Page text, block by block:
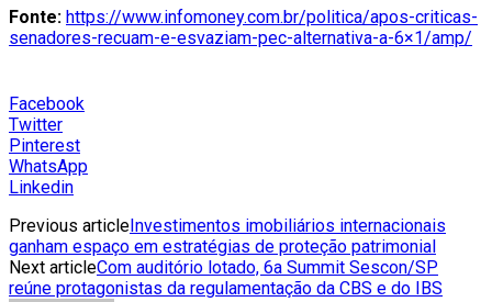
Fonte: https://www.infomoney.com.br/politica/apos-criticas-
senadores-recuam-e-esvaziam-pec-alternativa-a-6×1/amp/
Facebook
Twitter
Pinterest
WhatsApp
Linkedin
Previous articleInvestimentos imobiliários internacionais
ganham espaço em estratégias de proteção patrimonial
Next articleCom auditório lotado, 6a Summit Sescon/SP
reúne protagonistas da regulamentação da CBS e do IBS